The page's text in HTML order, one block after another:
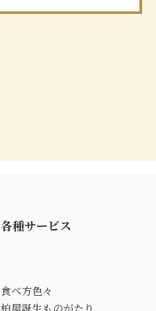
各種サービス
食べ方色々
柏屋誕生ものがたり